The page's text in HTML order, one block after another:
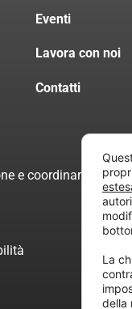
Eventi
Lavora con noi
Contatti
e coordinamento di
La
della